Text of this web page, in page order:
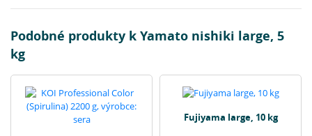
Podobné produkty k Yamato nishiki large, 5
kg
Fujiyama large, 10 kg